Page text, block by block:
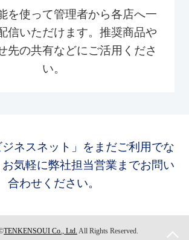
を使って管理者から各店へ一
信いただけます。推奨商品や
先の共有などにご活用くださ
い。
ジネスネット」をまだご利用でな
気軽に弊社担当営業までお問い
合わせください。
TENKENSOUI Co., Ltd. All Rights Reserved.